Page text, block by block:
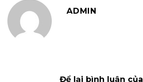
ADMIN
Để lại bình luận